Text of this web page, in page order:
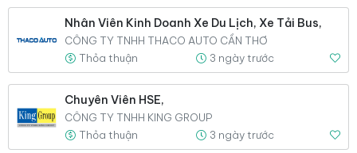
Nhân Viên Kinh Doanh Xe Du Lịch, Xe Tải Bus,
CÔNG TY TNHH THACO AUTO CẦN THƠ
Thỏa thuận
3 ngày trước
Chuyên Viên HSE,
CÔNG TY TNHH KING GROUP
Thỏa thuận
3 ngày trước